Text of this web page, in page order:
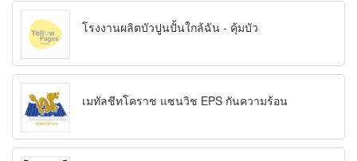
โรงงานผลิตบัวปูนปั้นใกล้ฉัน - คุ้มบัว
เมทัลชีทโคราช แซนวิช EPS กันความร้อน